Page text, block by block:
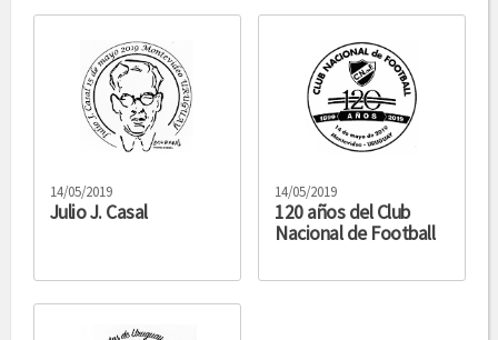
14/05/2019
Julio J. Casal
14/05/2019
120 años del Club
Nacional de Football